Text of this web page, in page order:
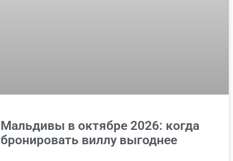
Мальдивы в октябре 2026: когда
бронировать виллу выгоднее